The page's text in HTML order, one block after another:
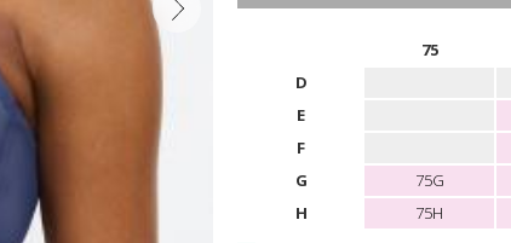
75
D
E
F
G
75G
H
75H